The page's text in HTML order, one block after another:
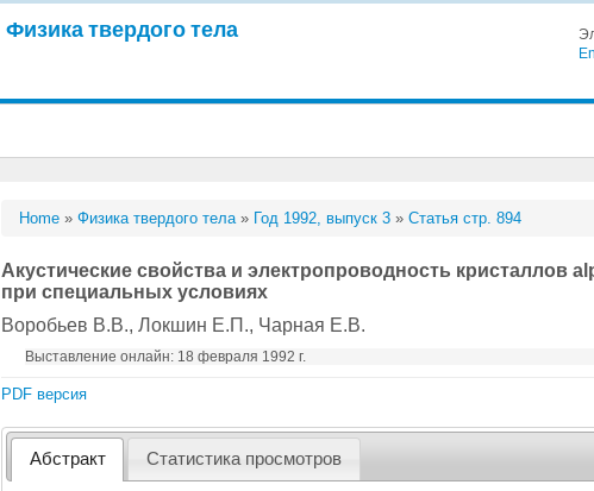
Физика твердого тела
Home »Физика твердого тела» Год 1992, выпуск 3 »Статья стр. 894
Акустические свойства и электропроводность кристаллов
при специальных условиях
Воробьев В.В., Локшин Е.П., Чарная Е.В.
Выставление онлайн: 18 февраля 1992 г.
PDF версия
Абстракт Статистика просмотров